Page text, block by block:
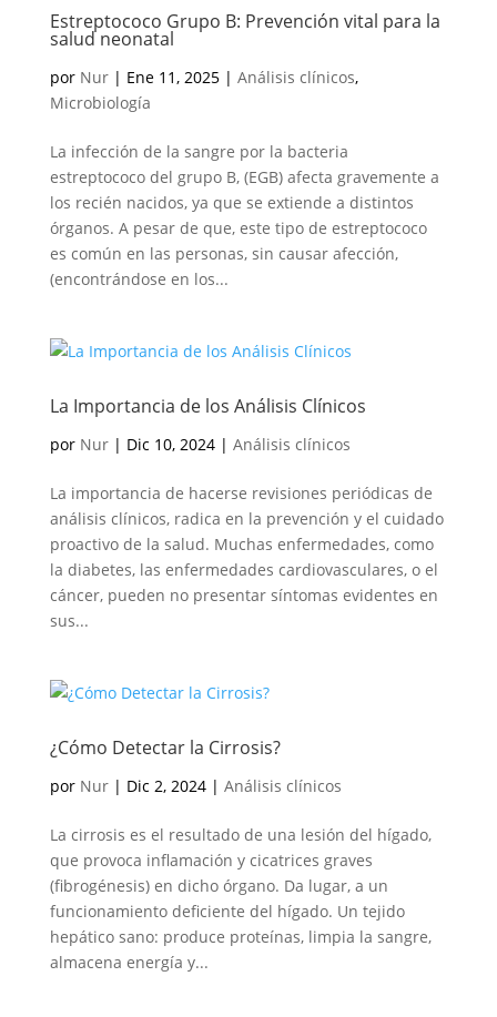
Estreptococo Grupo B: Prevención vital para la
salud neonatal
por Nur| Ene 11, 2025| Análisis clínicos,
Microbiología
La infección de la sangre por la bacteria
estreptococo del grupo B, (EGB) afecta gravemente a
los recién nacidos, ya que se extiende a distintos
órganos. A pesar de que, este tipo de estreptococo
es común en las personas, sin causar afección,
(encontrándose en los...
La Importancia de los Análisis Clínicos
por Nur| Dic 10, 2024| Análisis clínicos
La importancia de hacerse revisiones periódicas de
análisis clínicos, radica en la prevención y el cuidado
proactivo de la salud. Muchas enfermedades, como
la diabetes, las enfermedades cardiovasculares, o el
cáncer, pueden no presentar síntomas evidentes en
sus...
¿Cómo Detectar la Cirrosis?
por Nur| Dic 2, 2024| Análisis clínicos
La cirrosis es el resultado de una lesión del hígado,
que provoca inflamación y cicatrices graves
(fibrogénesis) en dicho órgano. Da lugar, a un
funcionamiento deficiente del hígado. Un tejido
hepático sano: produce proteínas, limpia la sangre,
almacena energía y...